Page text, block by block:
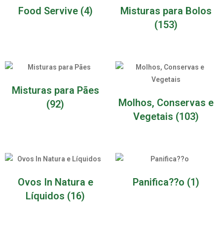
Food Servive (4)
Misturas para Bolos
(153)
Misturas para Pães
(92)
Molhos, Conservas e
Vegetais (103)
Ovos In Natura e
Líquidos (16)
Panifica??o (1)